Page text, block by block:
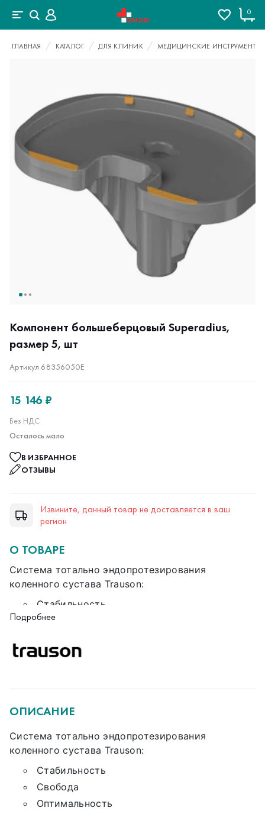
0
ГЛАВНАЯ КАТАЛОГ ДЛЯ КЛИНИК МЕДИЦИНСКИЕ ИНСТРУМЕНТЫ
Компонент большеберцовый Superadius,
размер 5, шт
Артикул 68356050E
15 146 ₽
Без НДС
Осталось мало
В ИЗБРАННОЕ
ОТЗЫВЫ
Извините, данный товар не доставляется в ваш
регион
О ТОВАРЕ
Система тотально эндопротезирования
коленного сустава Trauson:
Стабильность
Свобода
Вариабельность
более жесткой опоры
уменьшенной микроподвижности обратной
поверхности полиэтиленового вкладыша
Срок годности: 06.11.2028
Подробнее
ОПИСАНИЕ
Система тотально эндопротезирования
коленного сустава Trauson:
Стабильность
Свобода
Оптимальность